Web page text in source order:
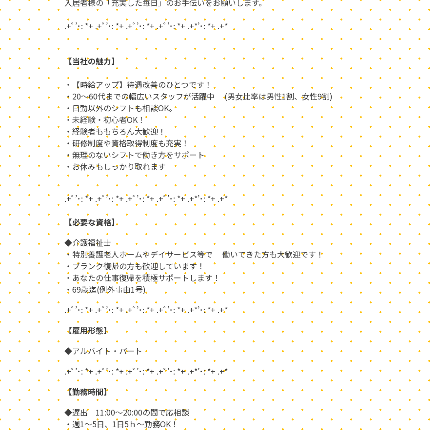
入居者様の「充実した毎日」のお手伝いをお願いします。
.+ﾟ’･: *+ .+ﾟ’･: *+ .+ﾟ’･: *+ .+ﾟ’･: *+ .+*’･: *+ .+*
【当社の魅力】
・【時給アップ】待遇改善のひとつです！
・20～60代までの幅広いスタッフが活躍中 (男女比率は男性1割、女性9割)
・日勤以外のシフトも相談OK。
・未経験・初心者OK！
・経験者ももちろん大歓迎！
・研修制度や資格取得制度も充実！
・無理のないシフトで働き方をサポート
・お休みもしっかり取れます
.+ﾟ’･: *+ .+ﾟ’･: *+ .+ﾟ’･: *+ .+ﾟ’･: *+ .+*’･: *+ .+*
【必要な資格】
◆介護福祉士
・特別養護老人ホームやデイサービス等で 働いてきた方も大歓迎です！
・ブランク復帰の方も歓迎しています！
・あなたの仕事復帰を積極サポートします！
・69歳迄(例外事由1号)
.+ﾟ’･: *+ .+ﾟ’･: *+ .+ﾟ’･: *+ .+ﾟ’･: *+ .+*’･: *+ .+*
【雇用形態】
◆アルバイト・パート
.+ﾟ’･: *+ .+ﾟ’･: *+ .+ﾟ’･: *+ .+ﾟ’･: *+ .+*’･: *+ .+*
【勤務時間】
◆遅出 11:00～20:00の間で応相談
・週1～5日、1日5ｈ～勤務OK！